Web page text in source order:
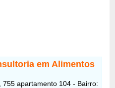
em Alimentos
755 apartamento 104 - Bairro: